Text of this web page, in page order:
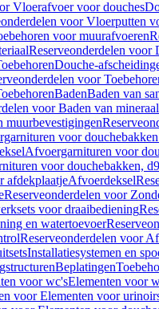
Vloerafvoer voor douches
voor Vloerputten
voor muurafvoeren
Reserveonderdelen voor
Douche-
voor
BadenBaden van
voor Baden van
muurbevestigingen
voor
Afvoergarnituren voor
voor douchebakken,
afdekplaatjeAfvoerdeksel
Reserveonderdelen voor
voor draaibediening
en watertoevoer
Reserveonderdelen voor
Installatiesystemen en
Beplatingen
voor wc'sElementen voor
voor Elementen voor